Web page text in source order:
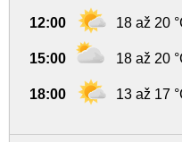
12:00 18 až 20
15:00 18 až 20
18:00 13 až 17